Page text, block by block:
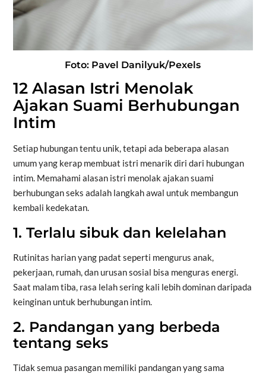
Foto: Pavel Danilyuk/Pexels
12 Alasan Istri Menolak
Ajakan Suami Berhubungan
Intim
Setiap hubungan tentu unik, tetapi ada beberapa alasan
umum yang kerap membuat istri menarik diri dari hubungan
intim. Memahami alasan istri menolak ajakan suami
berhubungan seks adalah langkah awal untuk membangun
kembali kedekatan.
1. Terlalu sibuk dan kelelahan
Rutinitas harian yang padat seperti mengurus anak,
pekerjaan, rumah, dan urusan sosial bisa menguras energi.
Saat malam tiba, rasa lelah sering kali lebih dominan daripada
keinginan untuk berhubungan intim.
2. Pandangan yang berbeda
tentang seks
Tidak semua pasangan memiliki pandangan yang sama